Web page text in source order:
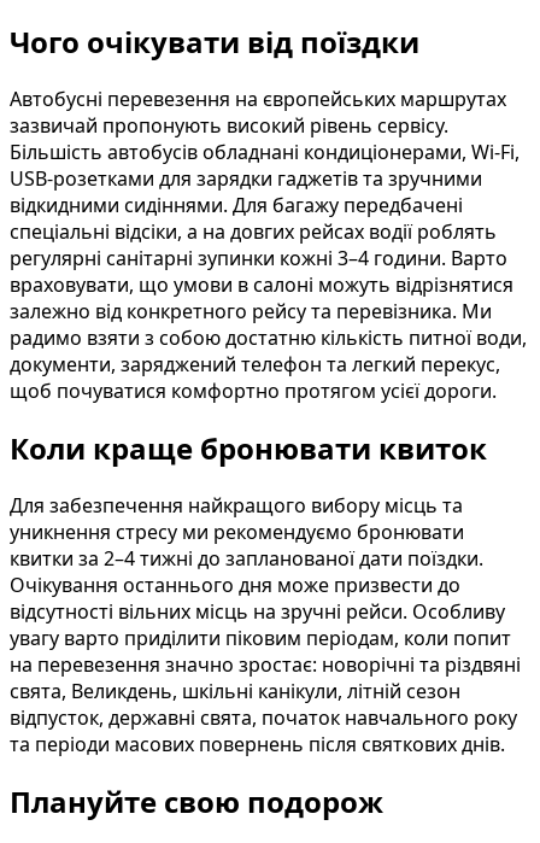
Чого очікувати від поїздки
Автобусні перевезення на європейських маршрутах
зазвичай пропонують високий рівень сервісу.
Більшість автобусів обладнані кондиціонерами, Wi-Fi,
USB-розетками для зарядки гаджетів та зручними
відкидними сидіннями. Для багажу передбачені
спеціальні відсіки, а на довгих рейсах водії роблять
регулярні санітарні зупинки кожні 3–4 години. Варто
враховувати, що умови в салоні можуть відрізнятися
залежно від конкретного рейсу та перевізника. Ми
радимо взяти з собою достатню кількість питної води,
документи, заряджений телефон та легкий перекус,
щоб почуватися комфортно протягом усієї дороги.
Коли краще бронювати квиток
Для забезпечення найкращого вибору місць та
уникнення стресу ми рекомендуємо бронювати
квитки за 2–4 тижні до запланованої дати поїздки.
Очікування останнього дня може призвести до
відсутності вільних місць на зручні рейси. Особливу
увагу варто приділити піковим періодам, коли попит
на перевезення значно зростає: новорічні та різдвяні
свята, Великдень, шкільні канікули, літній сезон
відпусток, державні свята, початок навчального року
та періоди масових повернень після святкових днів.
Плануйте свою подорож